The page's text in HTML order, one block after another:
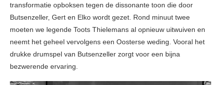
transformatie opboksen tegen de dissonante toon die door
Butsenzeller, Gert en Elko wordt gezet. Rond minuut twee
moeten we legende Toots Thielemans al opnieuw uitwuiven en
neemt het geheel vervolgens een Oosterse weding. Vooral het
drukke drumspel van Butsenzeller zorgt voor een bijna
bezwerende ervaring.